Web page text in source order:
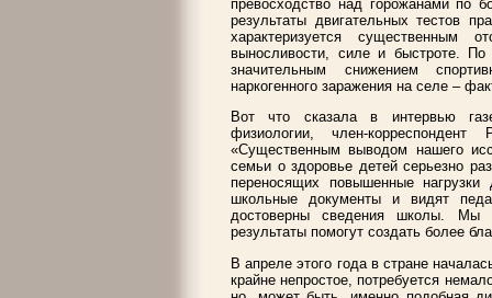
превосходство над горожанами по
результаты двигательных тестов
характеризуется существенным
выносливости, силе и быстроте.
значительным снижением
наркогенного заражения на селе –
Вот что сказала в интервью
физиологии, член-корреспондент
«Существенным выводом нашего
семьи о здоровье детей серьезно
переносящих повышенные
школьные документы и видят
достоверны сведения школы. Мы
результаты помогут создать более
В апреле этого года в стране
крайне непростое, потребуется